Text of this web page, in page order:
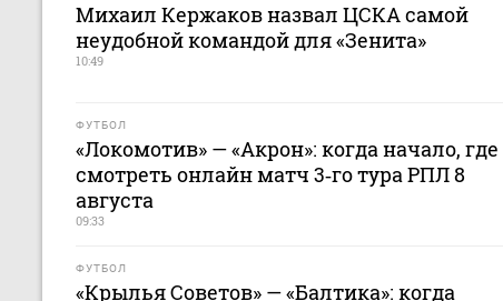
Михаил Кержаков назвал ЦСКА самой
неудобной командой для «Зенита»
10:49
ФУТБОЛ
«Локомотив» — «Акрон»: когда начало, где
смотреть онлайн матч 3‑го тура РПЛ 8
августа
09:33
ФУТБОЛ
«Крылья Советов» — «Балтика»: когда